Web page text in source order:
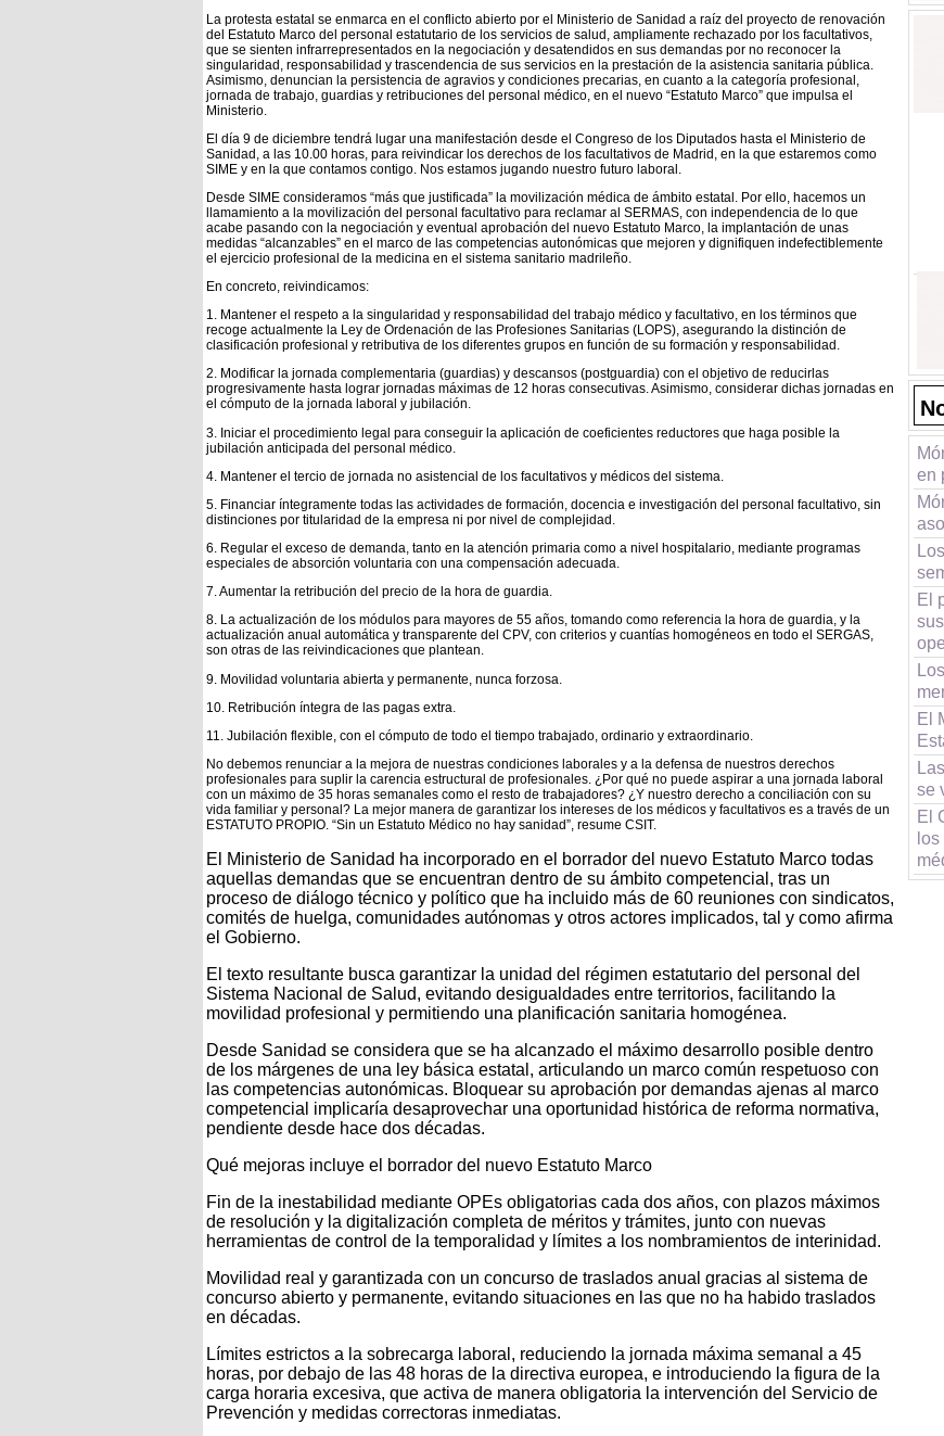
La protesta estatal se enmarca en el conflicto abierto por el Ministerio de Sanidad a raíz del proyecto de renovación
del Estatuto Marco del personal estatutario de los servicios de salud, ampliamente rechazado por los facultativos,
que se sienten infrarrepresentados en la negociación y desatendidos en sus demandas por no reconocer la
singularidad, responsabilidad y trascendencia de sus servicios en la prestación de la asistencia sanitaria pública.
Asimismo, denuncian la persistencia de agravios y condiciones precarias, en cuanto a la categoría profesional,
jornada de trabajo, guardias y retribuciones del personal médico, en el nuevo “Estatuto Marco” que impulsa el
Ministerio.
El día 9 de diciembre tendrá lugar una manifestación desde el Congreso de los Diputados hasta el Ministerio de
Sanidad, a las 10.00 horas, para reivindicar los derechos de los facultativos de Madrid, en la que estaremos como
SIME y en la que contamos contigo. Nos estamos jugando nuestro futuro laboral.
Desde SIME consideramos “más que justificada” la movilización médica de ámbito estatal. Por ello, hacemos un
llamamiento a la movilización del personal facultativo para reclamar al SERMAS, con independencia de lo que
acabe pasando con la negociación y eventual aprobación del nuevo Estatuto Marco, la implantación de unas
medidas “alcanzables” en el marco de las competencias autonómicas que mejoren y dignifiquen indefectiblemente
el ejercicio profesional de la medicina en el sistema sanitario madrileño.
En concreto, reivindicamos:
1. Mantener el respeto a la singularidad y responsabilidad del trabajo médico y facultativo, en los términos que
recoge actualmente la Ley de Ordenación de las Profesiones Sanitarias (LOPS), asegurando la distinción de
clasificación profesional y retributiva de los diferentes grupos en función de su formación y responsabilidad.
2. Modificar la jornada complementaria (guardias) y descansos (postguardia) con el objetivo de reducirlas
progresivamente hasta lograr jornadas máximas de 12 horas consecutivas. Asimismo, considerar dichas jornadas en
el cómputo de la jornada laboral y jubilación.
3. Iniciar el procedimiento legal para conseguir la aplicación de coeficientes reductores que haga posible la
jubilación anticipada del personal médico.
4. Mantener el tercio de jornada no asistencial de los facultativos y médicos del sistema.
5. Financiar íntegramente todas las actividades de formación, docencia e investigación del personal facultativo, sin
distinciones por titularidad de la empresa ni por nivel de complejidad.
6. Regular el exceso de demanda, tanto en la atención primaria como a nivel hospitalario, mediante programas
especiales de absorción voluntaria con una compensación adecuada.
7. Aumentar la retribución del precio de la hora de guardia.
8. La actualización de los módulos para mayores de 55 años, tomando como referencia la hora de guardia, y la
actualización anual automática y transparente del CPV, con criterios y cuantías homogéneos en todo el SERGAS,
son otras de las reivindicaciones que plantean.
9. Movilidad voluntaria abierta y permanente, nunca forzosa.
10. Retribución íntegra de las pagas extra.
11. Jubilación flexible, con el cómputo de todo el tiempo trabajado, ordinario y extraordinario.
No debemos renunciar a la mejora de nuestras condiciones laborales y a la defensa de nuestros derechos
profesionales para suplir la carencia estructural de profesionales. ¿Por qué no puede aspirar a una jornada laboral
con un máximo de 35 horas semanales como el resto de trabajadores? ¿Y nuestro derecho a conciliación con su
vida familiar y personal? La mejor manera de garantizar los intereses de los médicos y facultativos es a través de un
ESTATUTO PROPIO. “Sin un Estatuto Médico no hay sanidad”, resume CSIT.
El Ministerio de Sanidad ha incorporado en el borrador del nuevo Estatuto Marco todas
aquellas demandas que se encuentran dentro de su ámbito competencial, tras un
proceso de diálogo técnico y político que ha incluido más de 60 reuniones con sindicatos,
comités de huelga, comunidades autónomas y otros actores implicados, tal y como afirma
el Gobierno.
El texto resultante busca garantizar la unidad del régimen estatutario del personal del
Sistema Nacional de Salud, evitando desigualdades entre territorios, facilitando la
movilidad profesional y permitiendo una planificación sanitaria homogénea.
Desde Sanidad se considera que se ha alcanzado el máximo desarrollo posible dentro
de los márgenes de una ley básica estatal, articulando un marco común respetuoso con
las competencias autonómicas. Bloquear su aprobación por demandas ajenas al marco
competencial implicaría desaprovechar una oportunidad histórica de reforma normativa,
pendiente desde hace dos décadas.
Qué mejoras incluye el borrador del nuevo Estatuto Marco
Fin de la inestabilidad mediante OPEs obligatorias cada dos años, con plazos máximos
de resolución y la digitalización completa de méritos y trámites, junto con nuevas
herramientas de control de la temporalidad y límites a los nombramientos de interinidad.
Movilidad real y garantizada con un concurso de traslados anual gracias al sistema de
concurso abierto y permanente, evitando situaciones en las que no ha habido traslados
en décadas.
Límites estrictos a la sobrecarga laboral, reduciendo la jornada máxima semanal a 45
horas, por debajo de las 48 horas de la directiva europea, e introduciendo la figura de la
carga horaria excesiva, que activa de manera obligatoria la intervención del Servicio de
Prevención y medidas correctoras inmediatas.
en
El
El
se
El